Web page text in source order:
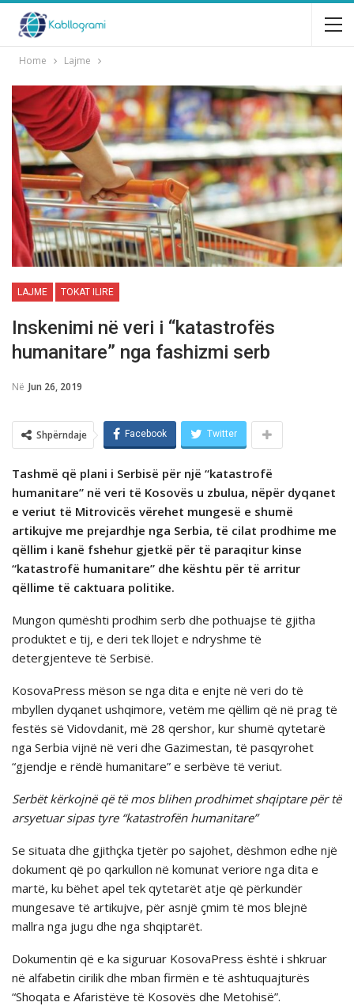
Home Lajme
LAJME TOKAT ILIRE
Inskenimi në veri i “katastrofës
humanitare” nga fashizmi serb
Në Jun 26, 2019
Shpërndaje Facebook Twitter
Tashmë që plani i Serbisë për një “katastrofë
humanitare” në veri të Kosovës u zbulua, nëpër dyqanet
e veriut të Mitrovicës vërehet mungesë e shumë
artikujve me prejardhje nga Serbia, të cilat prodhime me
qëllim i kanë fshehur gjetkë për të paraqitur kinse
“katastrofë humanitare” dhe kështu për të arritur
qëllime të caktuara politike.
Mungon qumështi prodhim serb dhe pothuajse të gjitha
produktet e tij, e deri tek llojet e ndryshme të
detergjenteve të Serbisë.
KosovaPress mëson se nga dita e enjte në veri do të
mbyllen dyqanet ushqimore, vetëm me qëllim që në prag të
festës së Vidovdanit, më 28 qershor, kur shumë qytetarë
nga Serbia vijnë në veri dhe Gazimestan, të pasqyrohet
“gjendje e rëndë humanitare” e serbëve të veriut.
Serbët kërkojnë që të mos blihen prodhimet shqiptare për të
arsyetuar sipas tyre “katastrofën humanitare”
Se situata dhe gjithçka tjetër po sajohet, dëshmon edhe një
dokument që po qarkullon në komunat veriore nga dita e
martë, ku bëhet apel tek qytetarët atje që përkundër
mungesave të artikujve, për asnjë çmim të mos blejnë
mallra nga jugu dhe nga shqiptarët.
Dokumentin që e ka siguruar KosovaPress është i shkruar
në alfabetin cirilik dhe mban firmën e të ashtuquajturës
“Shoqata e Afaristëve të Kosovës dhe Metohisë”.